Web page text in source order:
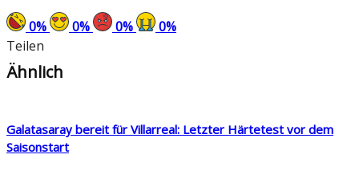
0% 0% 0% 0%
Teilen
Ähnlich
Galatasaray bereit für Villarreal: Letzter Härtetest vor dem
Saisonstart